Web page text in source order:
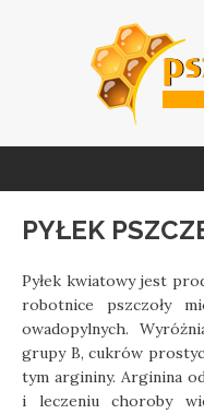
PYŁEK
Pyłek kwiatowy jest
robotnice pszczoły
owadopylnych.
grupy B, cukrów
tym argininy. Arginina
i leczeniu choroby